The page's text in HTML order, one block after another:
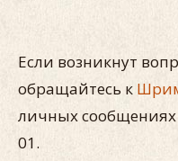
Если возникнут
обращайтесь к
личных сообщениях
01.